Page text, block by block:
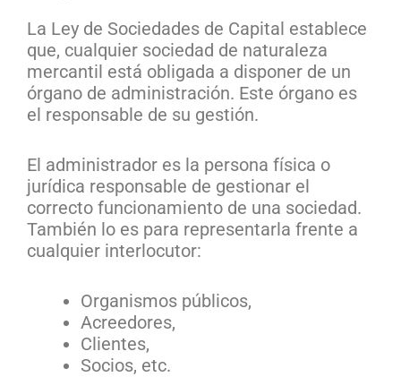
La Ley de Sociedades de Capital establece
que, cualquier sociedad de naturaleza
mercantil está obligada a disponer de un
órgano de administración. Este órgano es
el responsable de su gestión.
El administrador es la persona física o
jurídica responsable de gestionar el
correcto funcionamiento de una sociedad.
También lo es para representarla frente a
cualquier interlocutor:
Organismos públicos,
Acreedores,
Clientes,
Socios, etc.